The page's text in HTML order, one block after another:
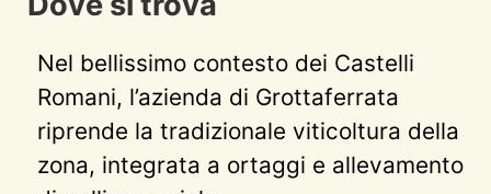
Nel bellissimo contesto dei Castelli
Romani, l’azienda di Grottaferrata
riprende la tradizionale viticoltura della
zona, integrata a ortaggi e allevamento